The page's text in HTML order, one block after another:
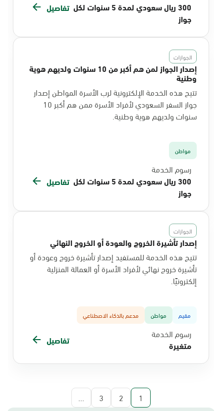
300 ريال سعودي لمدة 5 سنوات لكل
جواز
تفاصيل
الجوازات
إصدار الجواز لمن هم أكبر من 10 سنوات ولديهم هوية
وطنية
تتيح هذه الخدمة الإلكترونية لرب الأسرة المواطن إصدار
جواز السفر السعودي لأفراد الأسرة ممن هم أكبر 10
سنوات ولديهم هوية وطنية.
مواطن
رسوم الخدمة
300 ريال سعودي لمدة 5 سنوات لكل
جواز
تفاصيل
الجوازات
إصدار تأشيرة الخروج والعودة أو الخروج النهائي
تتيح هذه الخدمة للمستفيد إصدار تأشيرة خروج وعودة أو
تأشيرة خروج نهائي لأفراد الأسرة أو العمالة المنزلية
إلكترونيًا.
مقيم مواطن مدعم بالذكاء الاصطناعي
رسوم الخدمة
متغيرة
تفاصيل
1
2
3
...